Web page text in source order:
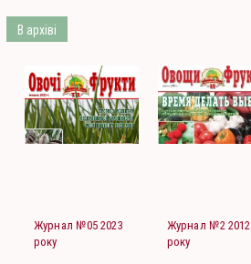
В архіві
Журнал №05 2023
року
Журнал №2 2012
року